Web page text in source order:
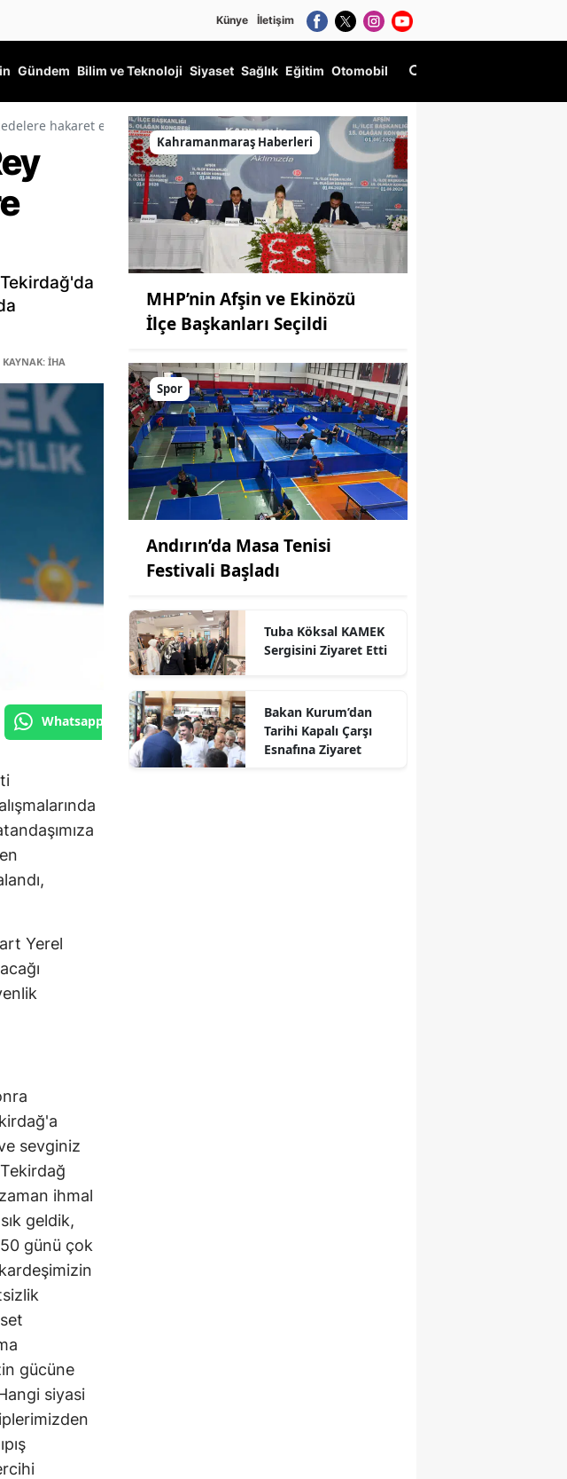
Künye İletişim
Gündem Bilim ve Teknoloji Siyaset Sağlık Eğitim Otomobil
hakaret etmek olmaz"
KAYNAK: İHA
Whatsapp'tan Gönder
Yerel
sevginiz
ihmal
geldik,
günü çok
gücüne
siyasi
Kahramanmaraş Haberleri
MHP’nin Afşin ve Ekinözü
İlçe Başkanları Seçildi
Spor
Andırın’da Masa Tenisi
Festivali Başladı
Tuba Köksal KAMEK
Sergisini Ziyaret Etti
Bakan Kurum’dan
Tarihi Kapalı Çarşı
Esnafına Ziyaret